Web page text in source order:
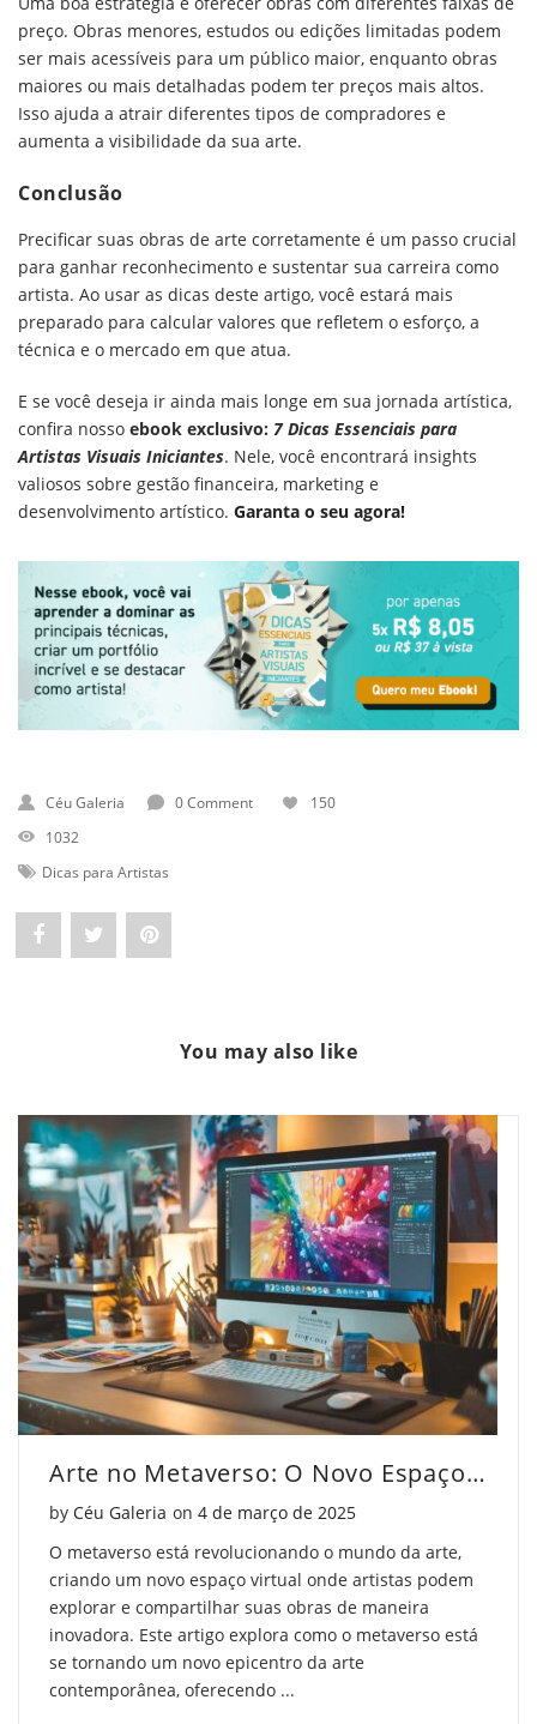
preço. Obras menores, estudos ou edições limitadas podem
ser mais acessíveis para um público maior, enquanto obras
maiores ou mais detalhadas podem ter preços mais altos.
Isso ajuda a atrair diferentes tipos de compradores e
aumenta a visibilidade da sua arte.
Conclusão
Precificar suas obras de arte corretamente é um passo crucial
para ganhar reconhecimento e sustentar sua carreira como
artista. Ao usar as dicas deste artigo, você estará mais
preparado para calcular valores que refletem o esforço, a
técnica e o mercado em que atua.
E se você deseja ir ainda mais longe em sua jornada artística,
confira nosso ebook exclusivo: 7 Dicas Essenciais para
Artistas Visuais Iniciantes. Nele, você encontrará insights
valiosos sobre gestão financeira, marketing e
desenvolvimento artístico. Garanta o seu agora!
Céu Galeria 0 Comment
150
1032
Dicas para Artistas
Share
Precificar
Suas
Obras
de
Arte"
on
Facebook
Post
para
Precificar
Suas
Obras
de
Arte"
on
Twitter
Pin
Precificar
Suas
Obras
de
Arte"
on
Pinterest
You may also like
Arte no Metaverso: O Novo Espaço Criativo
by Céu Galeria on Posted on
4 de março de 2025
O metaverso está revolucionando o mundo da arte,
criando um novo espaço virtual onde artistas podem
explorar e compartilhar suas obras de maneira
inovadora. Este artigo explora como o metaverso está
se tornando um novo epicentro da arte
contemporânea, oferecendo ...